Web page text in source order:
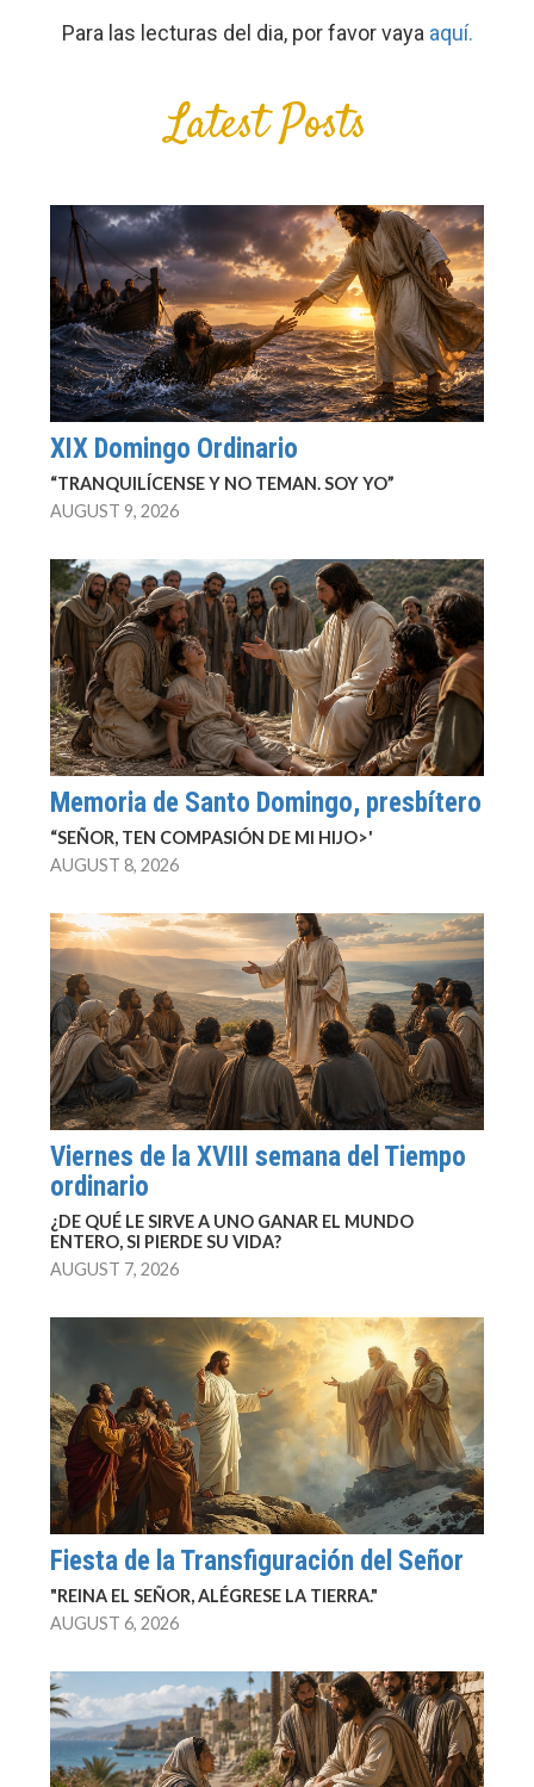
Para las lecturas del dia, por favor vaya aquí.
Latest Posts
XIX Domingo Ordinario
“TRANQUILÍCENSE Y NO TEMAN. SOY YO”
AUGUST 9, 2026
Memoria de Santo Domingo, presbítero
“SEÑOR, TEN COMPASIÓN DE MI HIJO>'
AUGUST 8, 2026
Viernes de la XVIII semana del Tiempo
ordinario
¿DE QUÉ LE SIRVE A UNO GANAR EL MUNDO
ENTERO, SI PIERDE SU VIDA?
AUGUST 7, 2026
Fiesta de la Transfiguración del Señor
"REINA EL SEÑOR, ALÉGRESE LA TIERRA."
AUGUST 6, 2026